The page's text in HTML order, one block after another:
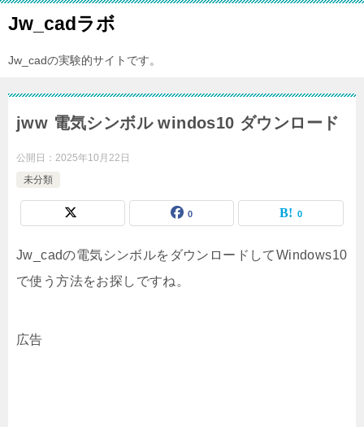
Jw_cadラボ
Jw_cadの実験的サイトです。
jww 電気シンボル windos10 ダウンロード
公開日： 2025年10月22日
未分類
0 0
Jw_cadの電気シンボルをダウンロードしてWindows10
で使う方法をお探しですね。
広告